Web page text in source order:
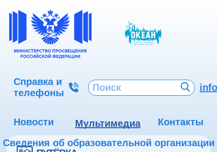
Справка и
телефоны
Новости Мультимедиа
Контакты
Сведения об образовательной организации